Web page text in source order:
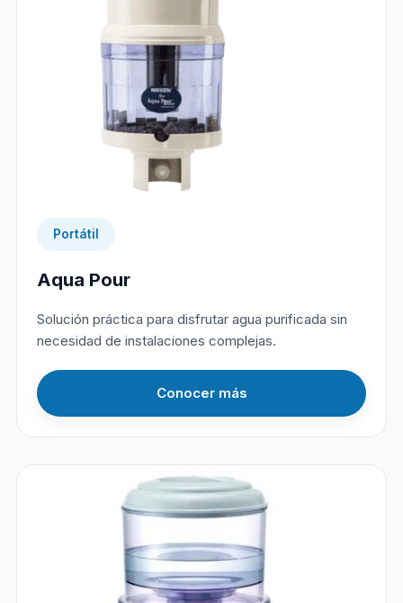
Portátil
Aqua Pour
Solución práctica para disfrutar agua purificada sin
necesidad de instalaciones complejas.
Conocer más